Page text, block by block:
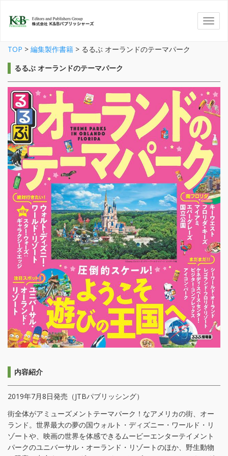
TOP > 編集製作書籍 > るるぶ オーランドのテーマパーク
るるぶ オーランドのテーマパーク
内容紹介
2019年7月8日発売（JTBパブリッシング）
街全体がアミューズメントテーマパーク！なアメリカの街、オー
ランド。世界最大の夢の国ウォルト・ディズニー・ワールド・リ
ゾートや、映画の世界を体感できるムービーエンターテイメント
パークのユニバーサル・オーランド・リゾートのほか、野生動物